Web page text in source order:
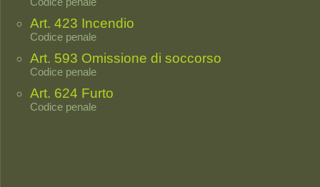
Art. 423 Incendio
Codice penale
Art. 593 Omissione di soccorso
Codice penale
Art. 624 Furto
Codice penale